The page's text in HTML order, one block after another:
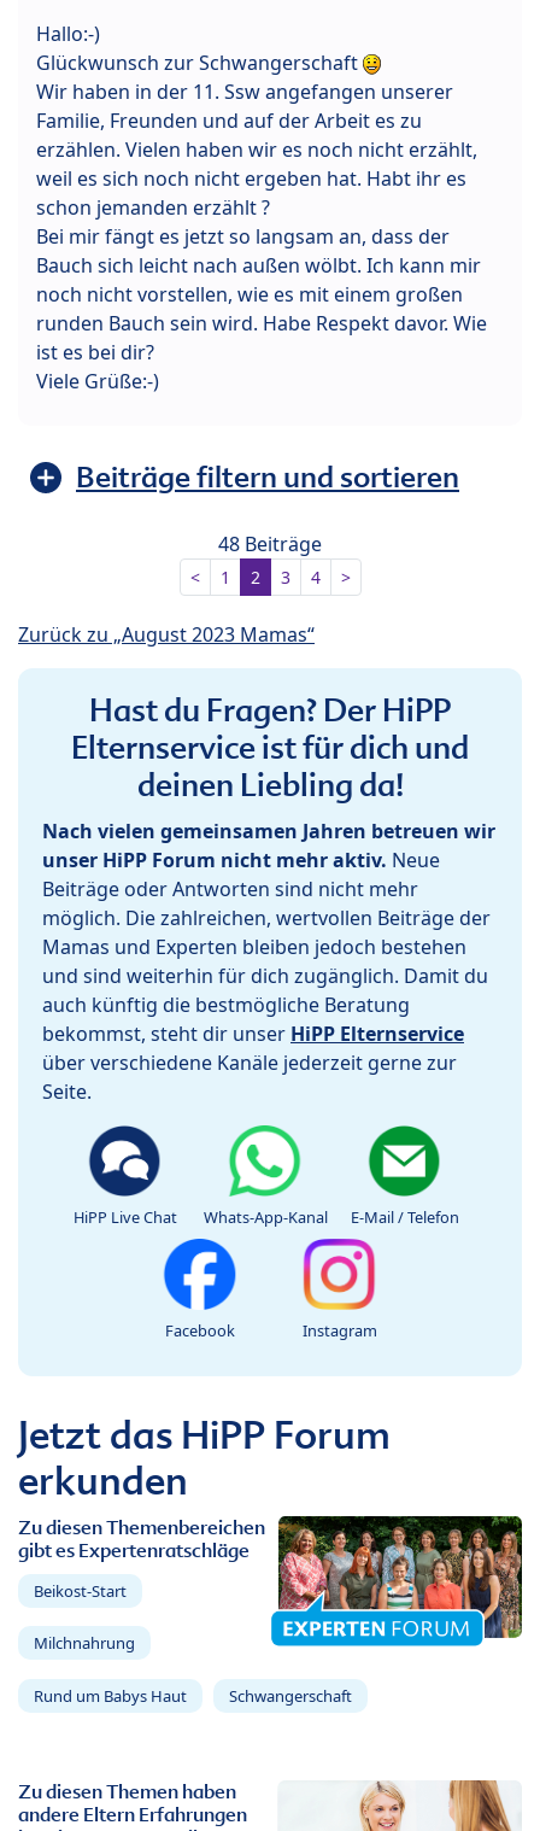
Hallo:-)
Glückwunsch zur Schwangerschaft
Wir haben in der 11. Ssw angefangen unserer
Familie, Freunden und auf der Arbeit es zu
erzählen. Vielen haben wir es noch nicht erzählt,
weil es sich noch nicht ergeben hat. Habt ihr es
schon jemanden erzählt ?
Bei mir fängt es jetzt so langsam an, dass der
Bauch sich leicht nach außen wölbt. Ich kann mir
noch nicht vorstellen, wie es mit einem großen
runden Bauch sein wird. Habe Respekt davor. Wie
ist es bei dir?
Viele Grüße:-)
Beiträge filtern und sortieren
48 Beiträge
< 1 2 3 4 >
Zurück zu „August 2023 Mamas“
Hast du Fragen? Der HiPP
Elternservice ist für dich und
deinen Liebling da!
Nach vielen gemeinsamen Jahren betreuen wir
unser HiPP Forum nicht mehr aktiv. Neue
Beiträge oder Antworten sind nicht mehr
möglich. Die zahlreichen, wertvollen Beiträge der
Mamas und Experten bleiben jedoch bestehen
und sind weiterhin für dich zugänglich. Damit du
auch künftig die bestmögliche Beratung
bekommst, steht dir unser HiPP Elternservice
über verschiedene Kanäle jederzeit gerne zur
Seite.
HiPP Live Chat Whats-App-Kanal E-Mail / Telefon
Facebook Instagram
Jetzt das HiPP Forum
erkunden
Zu diesen Themenbereichen
gibt es Expertenratschläge
Beikost-Start
Milchnahrung
Rund um Babys Haut Schwangerschaft
Zu diesen Themen haben
andere Eltern Erfahrungen